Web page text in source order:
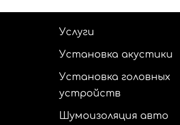
Услуги
Установка акустики
Установка головных
устройств
Шумоизоляция авто